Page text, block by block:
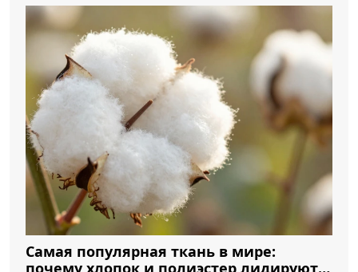
Самая популярная ткань в мире:
почему хлопок и полиэстер лидируют в